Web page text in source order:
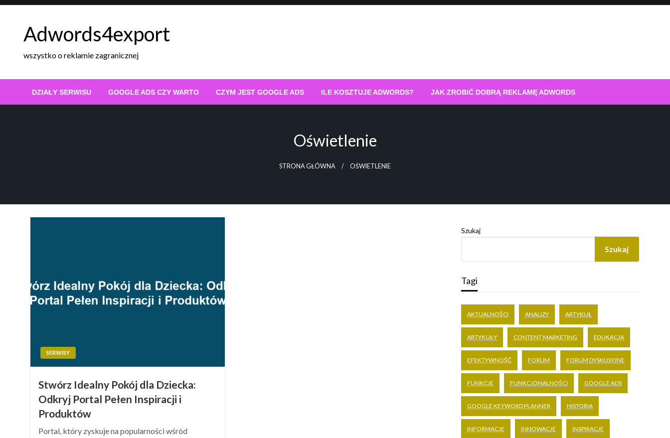
Skip
Adwords4export
wszystko o reklamie zagranicznej
DZIAŁY SERWISU GOOGLE ADS CZY WARTO CZYM JEST GOOGLE ADS ILE KOSZTUJE ADWORDS? JAK ZROBIĆ DOBRĄ REKLAMĘ ADWORDS
Oświetlenie
STRONA GŁÓWNA OŚWIETLENIE
SERWISY
Stwórz Idealny Pokój dla Dziecka:
Odkryj Portal Pełen Inspiracji i
Produktów
Portal, który zyskuje na popularności wśród
Szukaj
Szukaj
Tagi
AKTUALNOŚCI ANALIZY ARTYKUŁ
ARTYKUŁY CONTENT MARKETING EDUKACJA
EFEKTYWNOŚĆ FORUM FORUM DYSKUSYJNE
FUNKCJE FUNKCJONALNOŚCI GOOGLE ADS
GOOGLE KEYWORD PLANNER HISTORIA
INFORMACJE INNOWACJE INSPIRACJE